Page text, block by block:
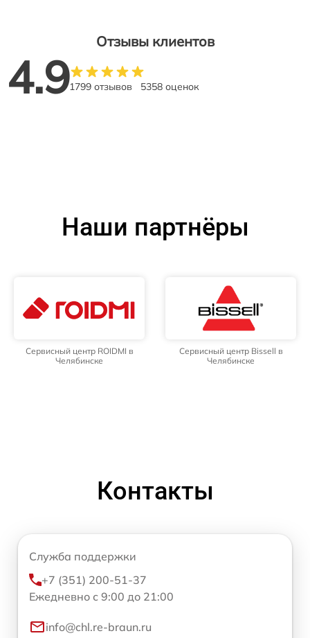
Отзывы клиентов
4.91799 отзывов 5358 оценок
Наши партнёры
Сервисный центр ROIDMI в
Челябинске
Сервисный центр Bissell в
Челябинске
Контакты
Служба поддержки
+7 (351) 200-51-37
Ежедневно с 9:00 до 21:00
info@chl.re-braun.ru